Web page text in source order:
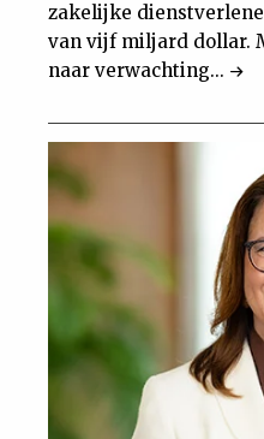
zakelijke
van vijf miljard dollar.
naar verwachting...